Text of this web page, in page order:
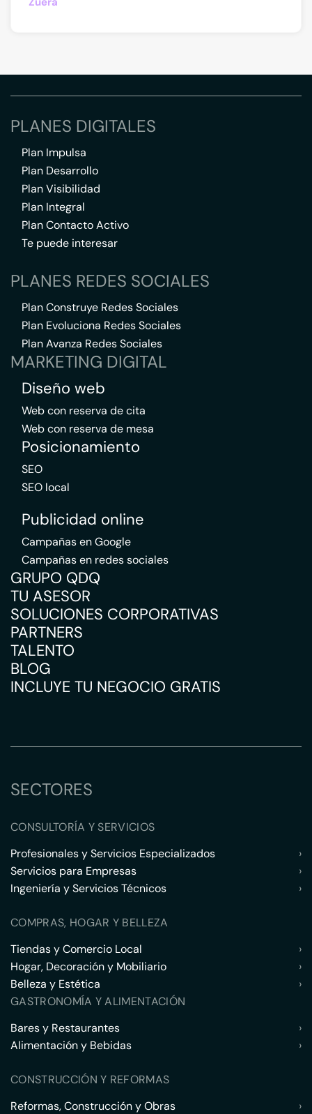
PLANES DIGITALES
Plan Impulsa
Plan Desarrollo
Plan Visibilidad
Plan Integral
Plan Contacto Activo
Te puede interesar
PLANES REDES SOCIALES
Plan Construye Redes Sociales
Plan Evoluciona Redes Sociales
Plan Avanza Redes Sociales
MARKETING DIGITAL
Diseño web
Web con reserva de cita
Web con reserva de mesa
Posicionamiento
SEO
SEO local
Publicidad online
Campañas en Google
Campañas en redes sociales
GRUPO QDQ
TU ASESOR
SOLUCIONES CORPORATIVAS
PARTNERS
TALENTO
BLOG
INCLUYE TU NEGOCIO GRATIS
SECTORES
CONSULTORÍA Y SERVICIOS
Profesionales y Servicios Especializados
›
Servicios para Empresas
›
Ingeniería y Servicios Técnicos
›
COMPRAS, HOGAR Y BELLEZA
Tiendas y Comercio Local
›
Hogar, Decoración y Mobiliario
›
Belleza y Estética
›
GASTRONOMÍA Y ALIMENTACIÓN
Bares y Restaurantes
›
Alimentación y Bebidas
›
CONSTRUCCIÓN Y REFORMAS
Reformas, Construcción y Obras
›